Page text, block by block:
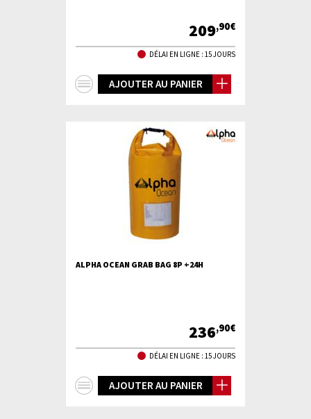
209,90€
DÉLAI EN LIGNE : 15 JOURS
AJOUTER AU PANIER
ALPHA OCEAN GRAB BAG 8P +24H
236,90€
DÉLAI EN LIGNE : 15 JOURS
AJOUTER AU PANIER